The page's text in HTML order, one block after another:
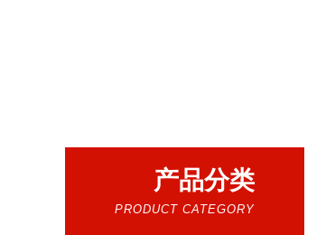
产品分类
PRODUCT CATEGORY